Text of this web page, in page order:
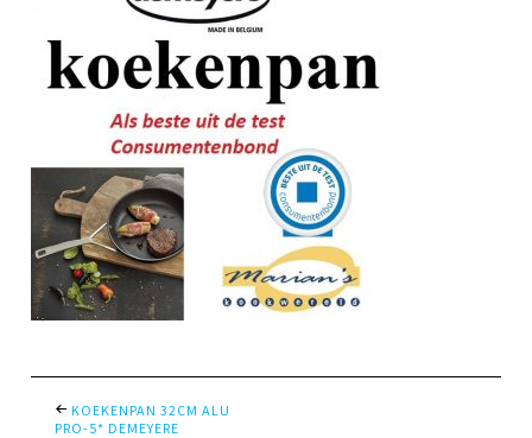
KOEKENPAN 32CM ALU
PRO-5* DEMEYERE